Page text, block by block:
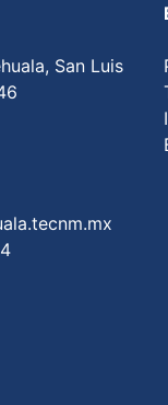
San Luis